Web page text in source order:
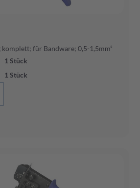
für Bandware; 0,5-1,5mm²
1 Stück
1 Stück